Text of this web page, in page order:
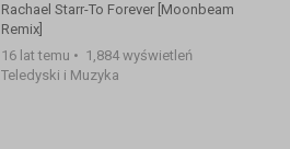
Rachael Starr-To Forever [Moonbeam
Remix]
16 lat temu • 1,884 wyświetleń
Teledyski i Muzyka